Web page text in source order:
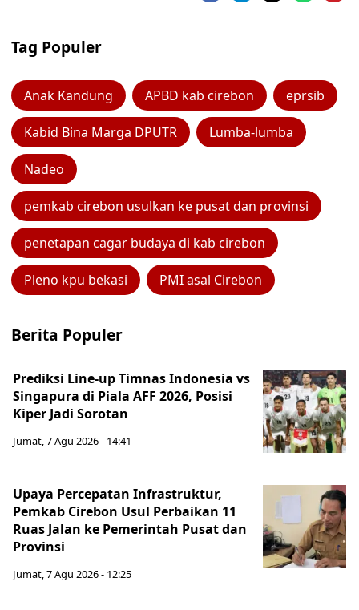
Tag Populer
Anak Kandung APBD kab cirebon eprsib
Kabid Bina Marga DPUTR Lumba-lumba
Nadeo
pemkab cirebon usulkan ke pusat dan provinsi
penetapan cagar budaya di kab cirebon
Pleno kpu bekasi PMI asal Cirebon
Berita Populer
Prediksi Line-up Timnas Indonesia vs
Singapura di Piala AFF 2026, Posisi
Kiper Jadi Sorotan
Jumat, 7 Agu 2026 - 14:41
Upaya Percepatan Infrastruktur,
Pemkab Cirebon Usul Perbaikan 11
Ruas Jalan ke Pemerintah Pusat dan
Provinsi
Jumat, 7 Agu 2026 - 12:25